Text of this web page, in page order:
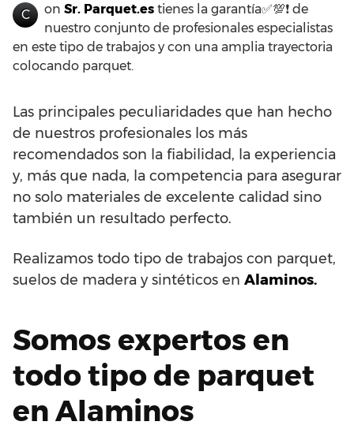
C on Sr. Parquet.es tienes la garantía✅💯❗ de
nuestro conjunto de profesionales especialistas
en este tipo de trabajos y con una amplia trayectoria
colocando parquet.
Las principales peculiaridades que han hecho
de nuestros profesionales los más
recomendados son la fiabilidad, la experiencia
y, más que nada, la competencia para asegurar
no solo materiales de excelente calidad sino
también un resultado perfecto.
Realizamos todo tipo de trabajos con parquet,
suelos de madera y sintéticos en Alaminos.
Somos expertos en
todo tipo de parquet
en Alaminos